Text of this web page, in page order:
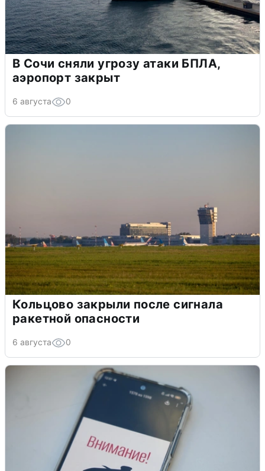
В Сочи сняли угрозу атаки БПЛА,
аэропорт закрыт
6 августа 0
Кольцово закрыли после сигнала
ракетной опасности
6 августа 0